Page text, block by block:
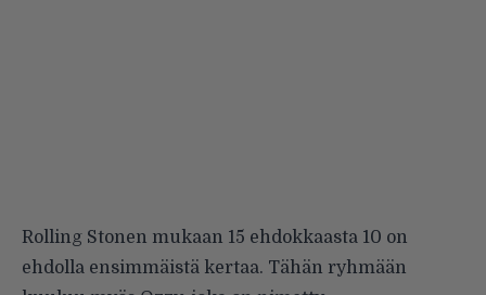
Rolling Stonen mukaan 15 ehdokkaasta 10 on
ehdolla ensimmäistä kertaa. Tähän ryhmään